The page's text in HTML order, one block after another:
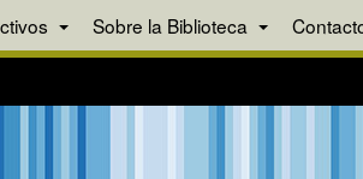
Sobre la Biblioteca